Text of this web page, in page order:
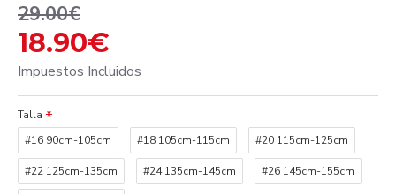
18.90€
29.00€
Impuestos Incluidos
Talla
#16 90cm-105cm
#18 105cm-115cm #20 115cm-125cm
#22 125cm-135cm #24 135cm-145cm #26 145cm-155cm